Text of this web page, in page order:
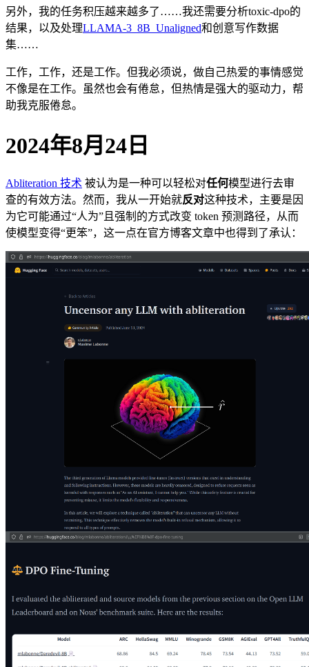
另外，我的任务积压越来越多了……我还需要分析toxic-dpo的
结果，以及处理LLAMA-3_8B_Unaligned和创意写作数据
集……
工作，工作，还是工作。但我必须说，做自己热爱的事情感觉
不像是在工作。虽然也会有倦怠，但热情是强大的驱动力，帮
助我克服倦怠。
2024年8月24日
Abliteration 技术 被认为是一种可以轻松对任何模型进行去审
查的有效方法。然而，我从一开始就反对这种技术，主要是因
为它可能通过“人为”且强制的方式改变 token 预测路径，从而
使模型变得“更笨”，这一点在官方博客文章中也得到了承认：